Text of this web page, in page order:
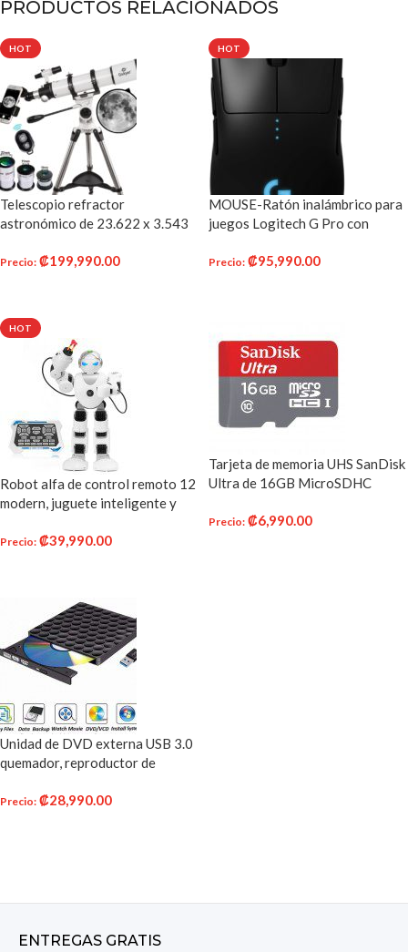
PRODUCTOS RELACIONADOS
HOT
Telescopio refractor
astronómico de 23.622 x 3.543
tecnológico alemán
Precio: ₡199,990.00
HOT
MOUSE-Ratón inalámbrico para
juegos Logitech G Pro con
Precio: ₡95,990.00
HOT
Robot alfa de control remoto 12
modern, juguete inteligente y
Precio: ₡39,990.00
Tarjeta de memoria UHS SanDisk
Ultra de 16GB MicroSDHC
Precio: ₡6,990.00
Unidad de DVD externa USB 3.0
quemador, reproductor de
lector de fila portátil para PC
Precio: ₡28,990.00
ENTREGAS GRATIS